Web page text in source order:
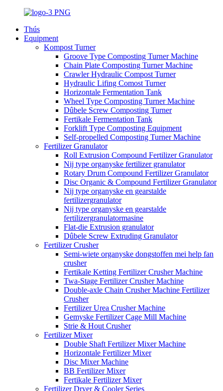
Thús
Equipment
Kompost Turner
Groove Type Composting Turner Machine
Chain Plate Composting Turner Machine
Crawler Hydraulic Compost Turner
Hydraulic Lifing Comost Turner
Horizontale Fermentation Tank
Wheel Type Composting Turner Machine
Dûbele Screw Composting Turner
Fertikale Fermentation Tank
Forklift Type Composting Equipment
Self-propelled Composting Turner Machine
Fertilizer Granulator
Roll Extrusion Compound Fertilizer Granulator
Nij type organyske fertilizer granulator
Rotary Drum Compound Fertilizer Granulator
Disc Organic & Compound Fertilizer Granulator
Nij type organyske en gearstalde
fertilizergranulator
Nij type organyske en gearstalde
fertilizergranulatormasine
Flat-die Extrusion granulator
Dûbele Screw Extruding Granulator
Fertilizer Crusher
Semi-wiete organyske dongstoffen mei help fan
crusher
Fertikale Ketting Fertilizer Crusher Machine
Twa-Stage Fertilizer Crusher Machine
Double-axle Chain Crusher Machine Fertilizer
Crusher
Fertilizer Urea Crusher Machine
Gemyske Fertilizer Cage Mill Machine
Strie & Hout Crusher
Fertilizer Mixer
Double Shaft Fertilizer Mixer Machine
Horizontale Fertilizer Mixer
Disc Mixer Machine
BB Fertilizer Mixer
Fertikale Fertilizer Mixer
Fertilizer Dryer & Cooler Series